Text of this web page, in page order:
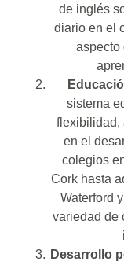
de inglés
diario en el
aspecto
sistema
flexibilidad,
en el
colegios
Cork hasta
Waterford
variedad de
Desarrollo